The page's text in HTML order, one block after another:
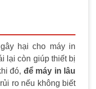
hại cho máy in
lại còn giúp thiết bị
đó, để máy in lâu
ro nếu không biết